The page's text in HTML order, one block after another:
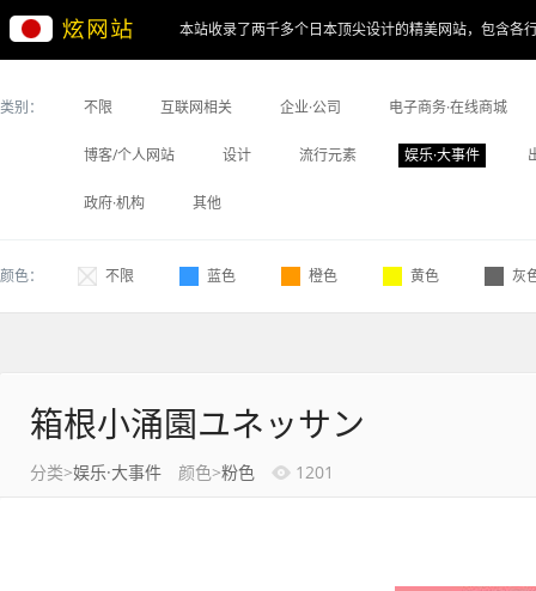
本站收录了两千多个日本顶尖设计的精美网站，包含各
类别： 不限 互联网相关 企业·公司 电子商务·在线商城
博客/个人网站 设计 流行元素 娱乐·大事件
政府·机构 其他
颜色： 不限 蓝色 橙色 黄色 灰
箱根小涌園ユネッサン
分类>娱乐·大事件 颜色>粉色 1201